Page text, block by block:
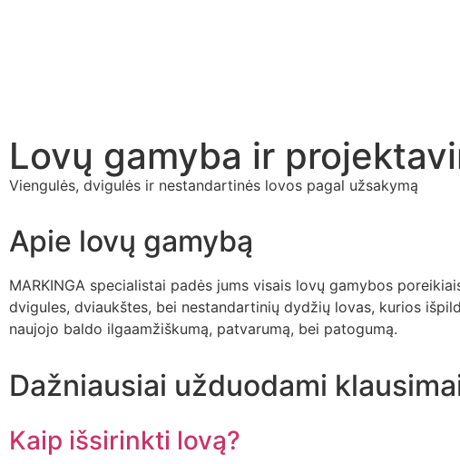
Lovų gamyba ir
Viengulės, dvigulės ir nestandartinės lovos pagal užsakymą
Apie lovų gamybą
MARKINGA specialistai padės jums visais lovų gamybos
dvigules, dviaukštes, bei nestandartinių dydžių lovas, kurios
naujojo baldo ilgaamžiškumą, patvarumą, bei patogumą.
Dažniausiai užduodami
Kaip išsirinkti lovą?